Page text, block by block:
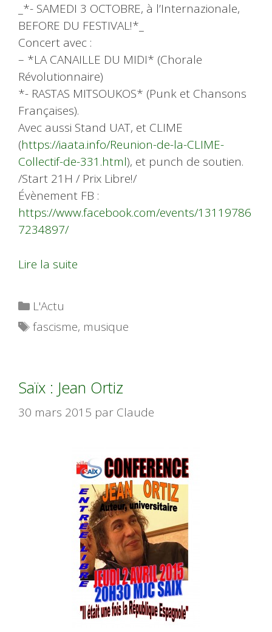
_*- SAMEDI 3 OCTOBRE, à l’Internazionale,
BEFORE DU FESTIVAL!*_
Concert avec :
– *LA CANAILLE DU MIDI* (Chorale
Révolutionnaire)
*- RASTAS MITSOUKOS* (Punk et Chansons
Françaises).
Avec aussi Stand UAT, et CLIME
(https://iaata.info/Reunion-de-la-CLIME-
Collectif-de-331.html), et punch de soutien.
/Start 21H / Prix Libre!/
Évènement FB :
https://www.facebook.com/events/13119786
7234897/
Lire la suite
Catégories
L'Actu
Étiquettes
fascisme, musique
Saïx : Jean Ortiz
30 mars 2015 par Claude